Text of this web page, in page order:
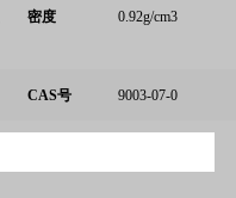
密度 0.92g/cm3
CAS号 9003-07-0